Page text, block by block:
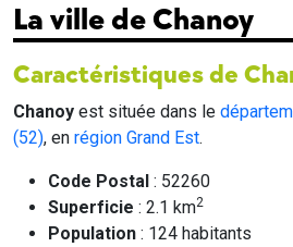
La ville de Chanoy
Caractéristiques de
Chanoy est située dans le
(52), en région Grand Est.
Code Postal : 52260
Superficie : 2.1 km2
Population : 124 habitants